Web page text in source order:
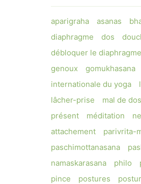
aparigraha asanas
diaphragme
dos
débloquer le diaphragme
genoux
gomukhasana
internationale du yoga
lâcher-prise
mal de dos
présent
méditation
attachement
parivrita-
paschimottanasana
namaskarasana
philo
pince
postures